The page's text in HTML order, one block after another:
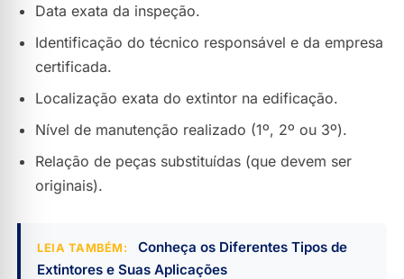
Data exata da inspeção.
Identificação do técnico responsável e da empresa
certificada.
Localização exata do extintor na edificação.
Nível de manutenção realizado (1º, 2º ou 3º).
Relação de peças substituídas (que devem ser
originais).
LEIA TAMBÉM:
Conheça os Diferentes Tipos de
Extintores e Suas Aplicações